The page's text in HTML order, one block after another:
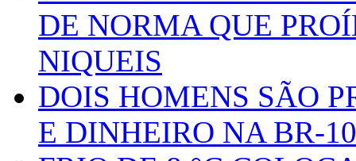
DE NORMA QUE
NIQUEIS
DOIS HOMENS SÃO
E DINHEIRO NA BR-